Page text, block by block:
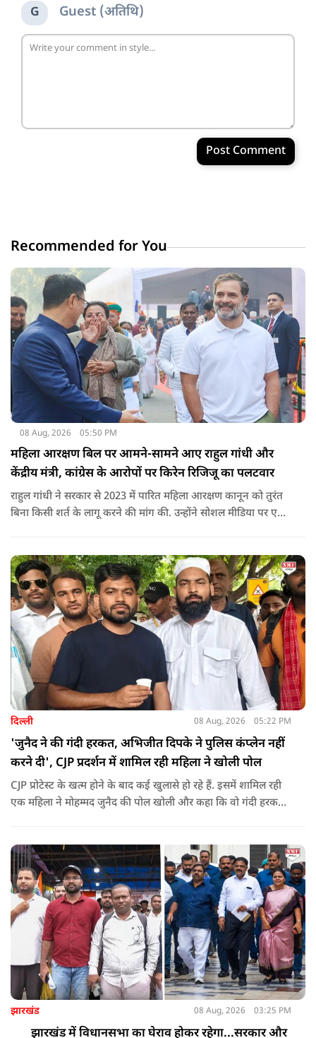
G Guest (अतिथि)
Post Comment
Recommended for You
08 Aug, 2026 05:50 PM
महिला आरक्षण बिल पर आमने-सामने आए राहुल गांधी और
केंद्रीय मंत्री, कांग्रेस के आरोपों पर किरेन रिजिजू का पलटवार
राहुल गांधी ने सरकार से 2023 में पारित महिला आरक्षण कानून को तुरंत
बिना किसी शर्त के लागू करने की मांग की. उन्होंने सोशल मीडिया पर एक
दिल्ली 08 Aug, 2026 05:22 PM
'जुनैद ने की गंदी हरकत, अभिजीत दिपके ने पुलिस कंप्लेन नहीं
करने दी', CJP प्रदर्शन में शामिल रही महिला ने खोली पोल
CJP प्रोटेस्ट के खत्म होने के बाद कई खुलासे हो रहे हैं. इसमें शामिल रही
एक महिला ने मोहम्मद जुनैद की पोल खोली और कहा कि वो गंदी हरकतें
दिया.
झारखंड 08 Aug, 2026 03:25 PM
झारखंड में विधानसभा का घेराव होकर रहेगा...सरकार और